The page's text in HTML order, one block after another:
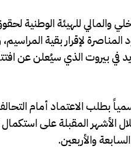
والمالي للهيئة الوطنية
9/10/2025. وتكثّف الهيئة حالياً جهود المناصرة
بيروت الذي سيُعلن عن
بطلب الاعتماد أمام
الأشهر المقبلة على استكمال
والأربعين.